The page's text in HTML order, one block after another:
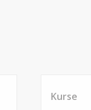
Kurse